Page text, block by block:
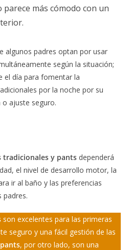
parece más cómodo con un
algunos padres optan por usar
según la situación;
el día para fomentar la
por la noche por su
ajuste seguro.
tradicionales y pants dependerá
el nivel de desarrollo motor, la
ir al baño y las preferencias
son excelentes para las primeras
seguro y una fácil gestión de las
pants, por otro lado, son una